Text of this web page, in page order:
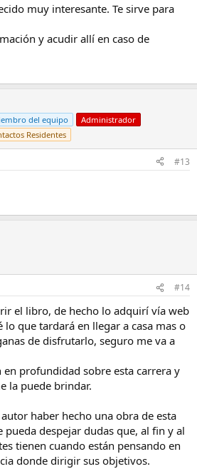
muy interesante. Te sirve para
y acudir allí en caso de
del equipo
Administrador
Residentes
#13
#14
el libro, de hecho lo adquirí vía web
lo que tardará en llegar a casa mas o
de disfrutarlo, seguro me va a
profundidad sobre esta carrera y
la puede brindar.
haber hecho una obra de esta
despejar dudas que, al fin y al
tienen cuando están pensando en
donde dirigir sus objetivos.